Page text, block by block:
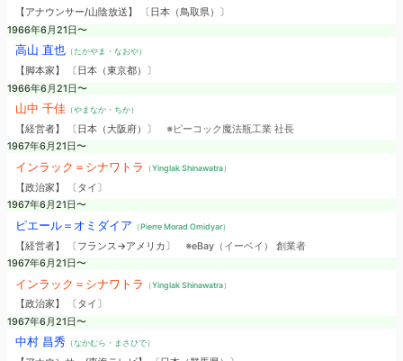
【アナウンサー/山陰放送】 〔日本（鳥取県）〕
1966年6月21日〜
高山 直也（たかやま・なおや）
【脚本家】 〔日本（東京都）〕
1966年6月21日〜
山中 千佳（やまなか・ちか）
【経営者】 〔日本（大阪府）〕 ※ピーコック魔法瓶工業 社長
1967年6月21日〜
インラック＝シナワトラ （Yinglak Shinawatra）
【政治家】 〔タイ〕
1967年6月21日〜
ピエール＝オミダイア （Pierre Morad Omidyar）
【経営者】 〔フランス→アメリカ〕 ※eBay（イーベイ） 創業者
1967年6月21日〜
インラック＝シナワトラ （Yinglak Shinawatra）
【政治家】 〔タイ〕
1967年6月21日〜
中村 昌秀 （なかむら・まさひで）